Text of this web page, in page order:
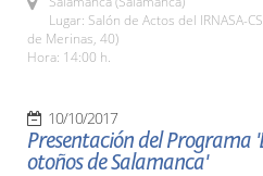
Lugar: Salón de Actos del IRNASA-
de Merinas, 40)
Hora: 14:00 h.
10/10/2017
Presentación del Programa
otoños de Salamanca'